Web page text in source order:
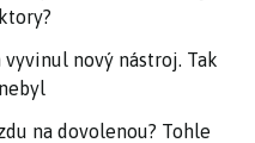
nový nástroj. Tak
na dovolenou? Tohle